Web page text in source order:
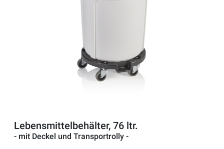
Lebensmittelbehälter, 76 ltr.
- mit Deckel und Transportrolly -